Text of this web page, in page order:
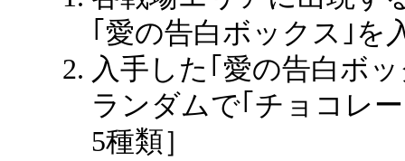
｢愛の告白ボックス｣を
入手した｢愛の告白ボ
ランダムで｢チョコレ
5種類］